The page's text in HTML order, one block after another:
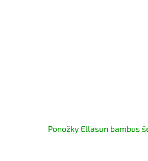
Ponožky Ellasun bambus